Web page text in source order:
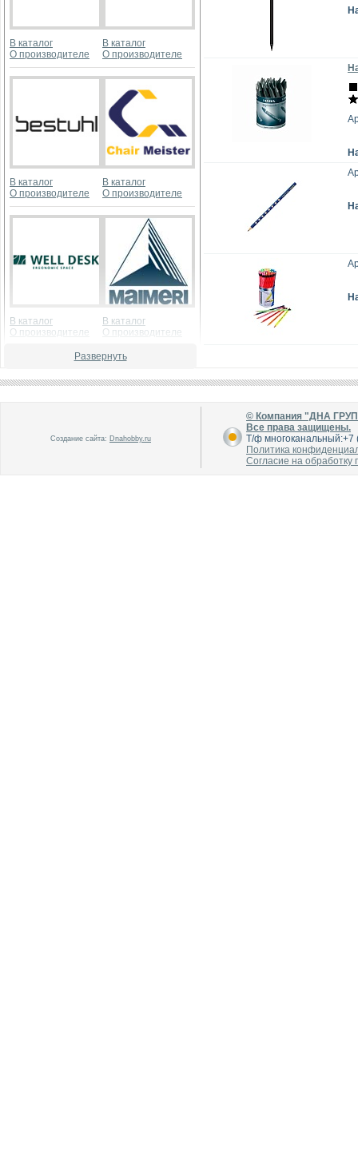
В каталог
О производителе
В каталог
О производителе
В каталог
О производителе
В каталог
О производителе
В каталог
О производителе
В каталог
О производителе
Развернуть
Создание сайта: Dnahobby.ru
© Компания "ДНА
Все права защищены.
Т/ф
Политика
Согласие на